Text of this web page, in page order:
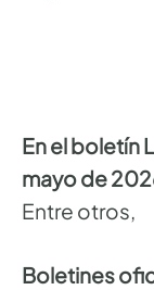
En el boletín
mayo de
Entre otros,
Boletines